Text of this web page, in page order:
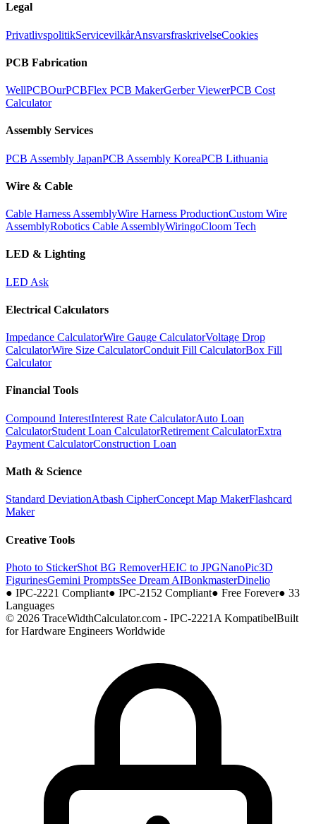
Legal
PrivatlivspolitikServicevilkårAnsvarsfraskrivelseCookies
PCB Fabrication
WellPCBOurPCBFlex PCB MakerGerber ViewerPCB Cost
Calculator
Assembly Services
PCB Assembly JapanPCB Assembly KoreaPCB Lithuania
Wire & Cable
Cable Harness AssemblyWire Harness ProductionCustom Wire
AssemblyRobotics Cable AssemblyWiringoCloom Tech
LED & Lighting
LED Ask
Electrical Calculators
Impedance CalculatorWire Gauge CalculatorVoltage Drop
CalculatorWire Size CalculatorConduit Fill CalculatorBox Fill
Calculator
Financial Tools
Compound InterestInterest Rate CalculatorAuto Loan
CalculatorStudent Loan CalculatorRetirement CalculatorExtra
Payment CalculatorConstruction Loan
Math & Science
Standard DeviationAtbash CipherConcept Map MakerFlashcard
Maker
Creative Tools
Photo to StickerShot BG RemoverHEIC to JPGNanoPic3D
FigurinesGemini PromptsSee Dream AIBonkmasterDinelio
● IPC-2221 Compliant● IPC-2152 Compliant● Free Forever● 33
Languages
© 2026 TraceWidthCalculator.com - IPC-2221A KompatibelBuilt
for Hardware Engineers Worldwide